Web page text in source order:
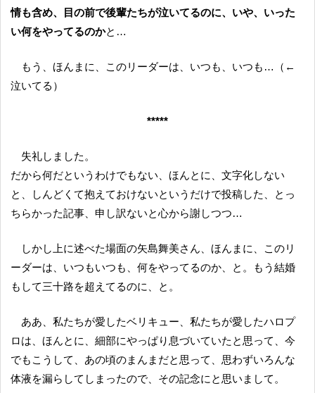
情も含め、目の前で後輩たちが泣いてるのに、いや、いった
い何をやってるのかと…
もう、ほんまに、このリーダーは、いつも、いつも…（←
泣いてる）
*****
失礼しました。
だから何だというわけでもない、ほんとに、文字化しない
と、しんどくて抱えておけないというだけで投稿した、とっ
ちらかった記事、申し訳ないと心から謝しつつ…
しかし上に述べた場面の矢島舞美さん、ほんまに、このリ
ーダーは、いつもいつも、何をやってるのか、と。もう結婚
もして三十路を超えてるのに、と。
ああ、私たちが愛したベリキュー、私たちが愛したハロプ
ロは、ほんとに、細部にやっぱり息づいていたと思って、今
でもこうして、あの頃のまんまだと思って、思わずいろんな
体液を漏らしてしまったので、その記念にと思いまして。